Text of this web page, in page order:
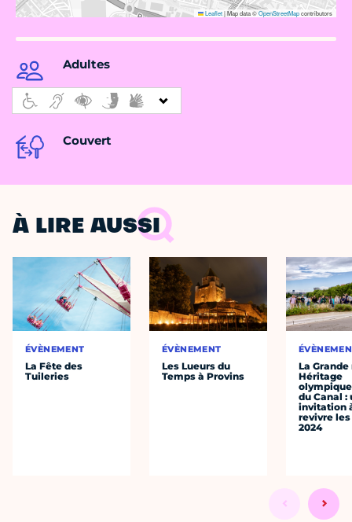
Leaflet|Map data ©OpenStreetMapcontributors
Adultes
Couvert
À LIRE AUSSI
ÉVÈNEMENT
La Fête des
Tuileries
ÉVÈNEMENT
Les Lueurs du
Temps à Provins
La
Héritage
olympique
du Canal :
invitation
revivre les
2024